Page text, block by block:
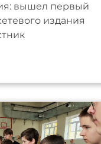
вышел первый
издания